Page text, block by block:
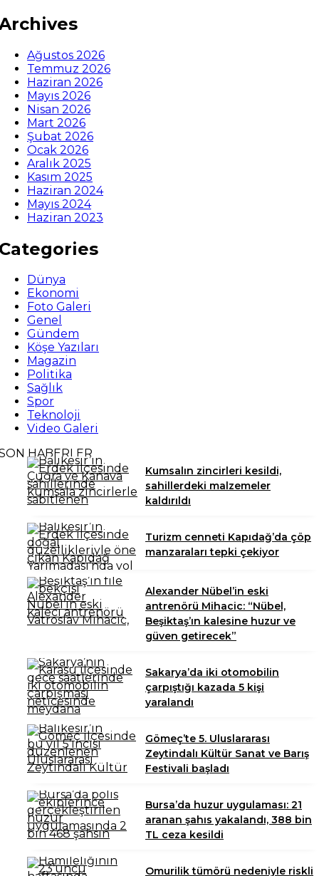
Ağustos 2026
Temmuz 2026
Haziran 2026
Mayıs 2026
Nisan 2026
Mart 2026
Şubat 2026
Ocak 2026
Aralık 2025
Kasım 2025
Haziran 2024
Mayıs 2024
Haziran 2023
Dünya
Ekonomi
Foto Galeri
Genel
Gündem
Köşe Yazıları
Magazin
Politika
Sağlık
Spor
Teknoloji
Video Galeri
HABERLER
Kumsalın zincirleri kesildi,
sahillerdeki malzemeler
kaldırıldı
Turizm cenneti Kapıdağ’da çöp
manzaraları tepki çekiyor
Alexander Nübel’in eski
antrenörü Mihacic: “Nübel,
Beşiktaş’ın kalesine huzur ve
güven getirecek”
Sakarya’da iki otomobilin
çarpıştığı kazada 5 kişi
yaralandı
Gömeç’te 5. Uluslararası
Zeytindalı Kültür Sanat ve Barış
Festivali başladı
Bursa’da huzur uygulaması: 21
aranan şahıs yakalandı, 388 bin
TL ceza kesildi
Omurilik tümörü nedeniyle riskli